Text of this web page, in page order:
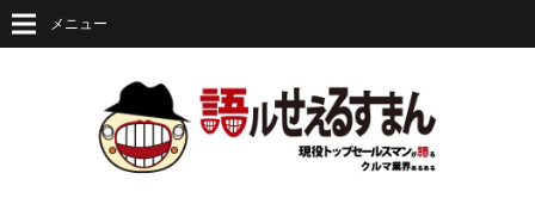
メニュー